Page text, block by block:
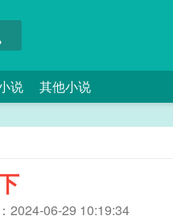
说 其他小说
2024-06-29 10:19:34